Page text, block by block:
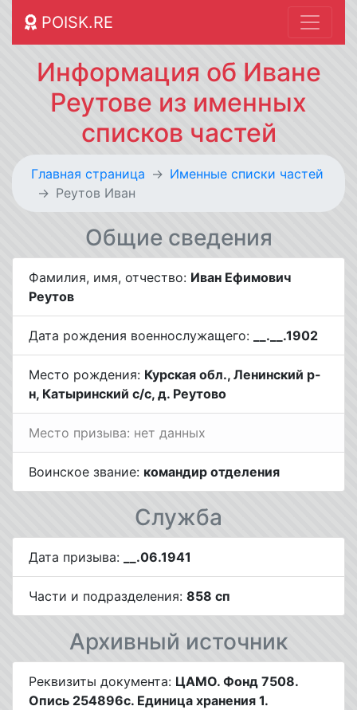
POISK.RE
Информация об Иване
Реутове из именных
списков частей
Главная страница
Именные списки частей
Реутов Иван
Общие сведения
Фамилия, имя, отчество: Иван Ефимович
Реутов
Дата рождения военнослужащего: __.__.1902
Место рождения: Курская обл., Ленинский р-
н, Катыринский с/с, д. Реутово
Место призыва: нет данных
Воинское звание: командир отделения
Служба
Дата призыва: __.06.1941
Части и подразделения: 858 сп
Архивный источник
Реквизиты документа: ЦАМО. Фонд 7508.
Опись 254896с. Единица хранения 1.